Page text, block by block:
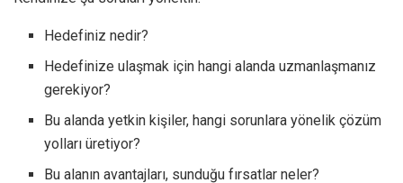
Hedefiniz nedir?
Hedefinize ulaşmak için hangi alanda uzmanlaşmanız
gerekiyor?
Bu alanda yetkin kişiler, hangi sorunlara yönelik çözüm
yolları üretiyor?
Bu alanın avantajları, sunduğu fırsatlar neler?